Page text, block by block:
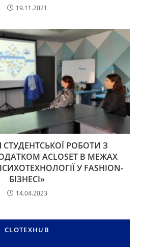
19.11.2021
СТУДЕНТСЬКОЇ РОБОТИ З
ACLOSET В МЕЖАХ
У FASHION-
БІЗНЕСІ»
14.04.2023
CLOTEXHUB